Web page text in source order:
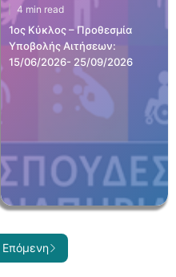
4 min read
1ος Κύκλος – Προθεσμία
Υποβολής Αιτήσεων:
15/06/2026- 25/09/2026
Επόμενη